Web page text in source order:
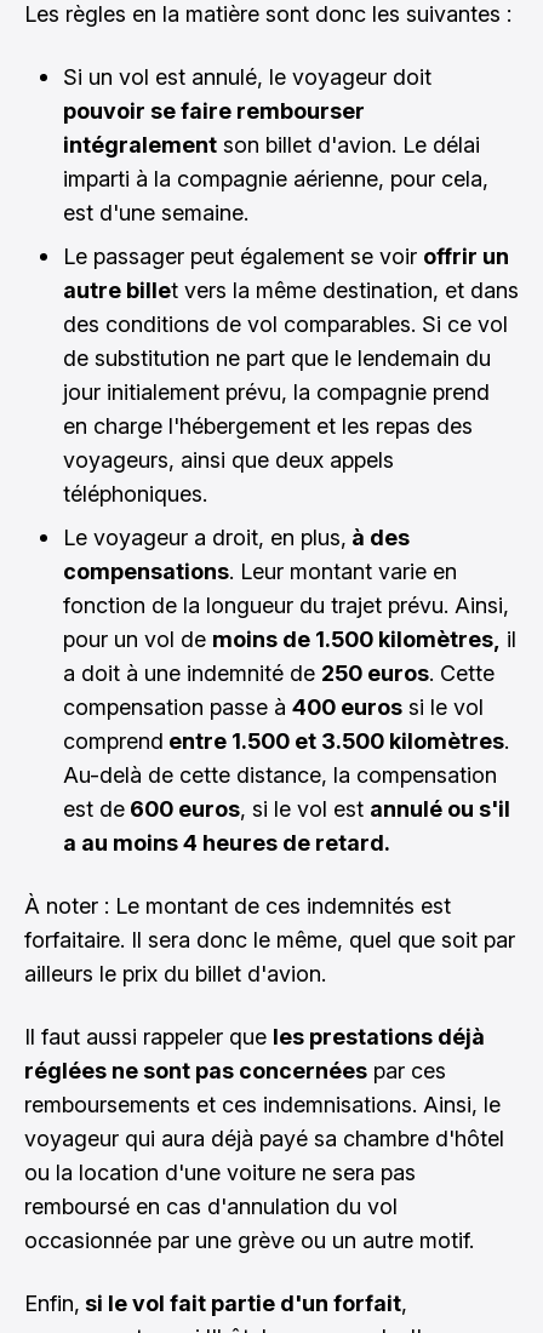
Les règles en la matière sont donc les suivantes :
Si un vol est annulé, le voyageur doit
pouvoir se faire rembourser
intégralement son billet d'avion. Le délai
imparti à la compagnie aérienne, pour cela,
est d'une semaine.
Le passager peut également se voir offrir un
autre billet vers la même destination, et dans
des conditions de vol comparables. Si ce vol
de substitution ne part que le lendemain du
jour initialement prévu, la compagnie prend
en charge l'hébergement et les repas des
voyageurs, ainsi que deux appels
téléphoniques.
Le voyageur a droit, en plus, à des
compensations. Leur montant varie en
fonction de la longueur du trajet prévu. Ainsi,
pour un vol de moins de 1.500 kilomètres, il
a doit à une indemnité de 250 euros. Cette
compensation passe à 400 euros si le vol
comprend entre 1.500 et 3.500 kilomètres.
Au-delà de cette distance, la compensation
est de 600 euros, si le vol est annulé ou s'il
a au moins 4 heures de retard.
À noter : Le montant de ces indemnités est
forfaitaire. Il sera donc le même, quel que soit par
ailleurs le prix du billet d'avion.
Il faut aussi rappeler que les prestations déjà
réglées ne sont pas concernées par ces
remboursements et ces indemnisations. Ainsi, le
voyageur qui aura déjà payé sa chambre d'hôtel
ou la location d'une voiture ne sera pas
remboursé en cas d'annulation du vol
occasionnée par une grève ou un autre motif.
Enfin, si le vol fait partie d'un forfait,